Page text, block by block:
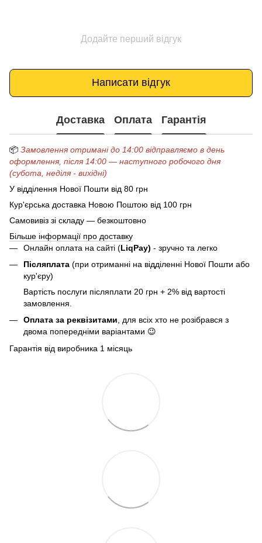
Додайте перший відгук
Написати відгук
Доставка Оплата Гарантія
📦 Замовлення отримані до 14:00 відправляємо в день
оформлення, після 14:00 — наступного робочого дня
(субота, неділя - вихідні)
У відділення Нової Пошти від 80 грн
Кур'єрська доставка Новою Поштою від 100 грн
Самовивіз зі складу — безкоштовно
Більше інформації про доставку
Онлайн оплата на сайті (LiqPay) - зручно та легко
Післяплата (при отриманні на відділенні Нової Пошти або
кур'єру)
Вартість послуги післяплати 20 грн + 2% від вартості
замовлення.
Оплата за реквізитами, для всіх хто не розібрався з
двома попередніми варіантами 😉
Гарантія від виробника 1 місяць